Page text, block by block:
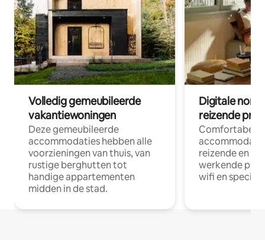
Volledig gemeubileerde
vakantiewoningen
Deze gemeubileerde
accommodaties hebben alle
voorzieningen van thuis, van
rustige berghutten tot
handige appartementen
midden in de stad.
Digitale
reizende
Comfortabele
reizende en
werkende
wifi en